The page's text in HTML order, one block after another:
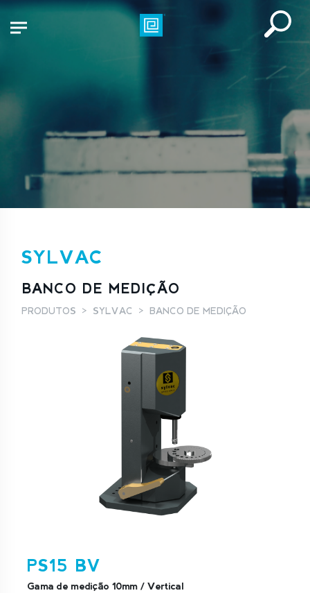
SYLVAC
BANCO DE MEDIÇÃO
PRODUTOS SYLVAC BANCO DE MEDIÇÃO
PS15 BV
Gama de medição 10mm / Vertical